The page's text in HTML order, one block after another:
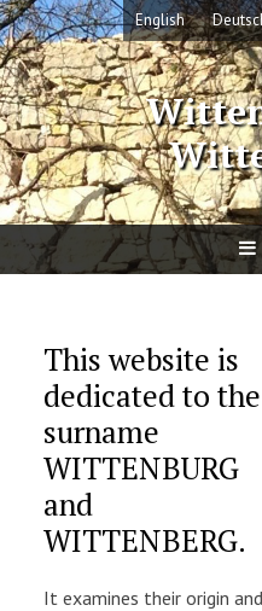
Skip
to
content
English
This website is
dedicated to the
surname
WITTENBURG
and
WITTENBERG.
It examines their origin and